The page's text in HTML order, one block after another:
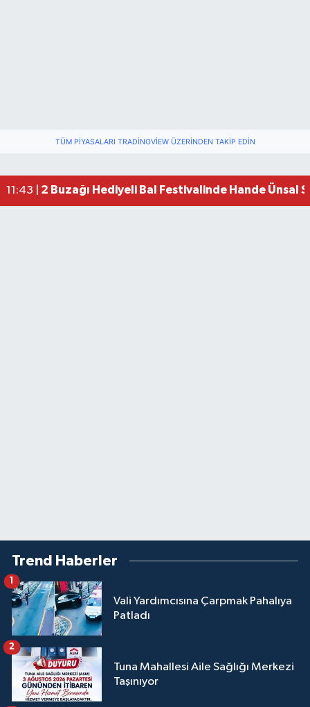
TÜM PIYASALARI TRADINGVIEW ÜZERINDEN TAKIP EDIN
11:43 | 2 Buzağı Hediyeli Bal Festivalinde Hande Ünsal
Trend Haberler
Vali Yardımcısına Çarpmak Pahalıya
Patladı
1
Tuna Mahallesi Aile Sağlığı Merkezi
Taşınıyor
2